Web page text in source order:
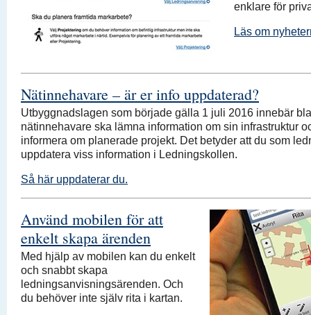
enklare för
Läs om
Nätinnehavare – är er info uppdaterad?
Utbyggnadslagen som började gälla 1 juli 2016 innebär
nätinnehavare ska lämna information om sin infrastruktur
informera om planerade projekt. Det betyder att du som
uppdatera viss information i Ledningskollen.
Så här uppdaterar du.
Använd mobilen för att
enkelt skapa ärenden
Med hjälp av mobilen kan du enkelt
och snabbt skapa
ledningsanvisningsärenden. Och
du behöver inte själv rita i kartan.